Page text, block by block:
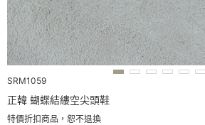
SRM1059
正韓 蝴蝶結縷空尖頭鞋
特價折扣商品，恕不退換